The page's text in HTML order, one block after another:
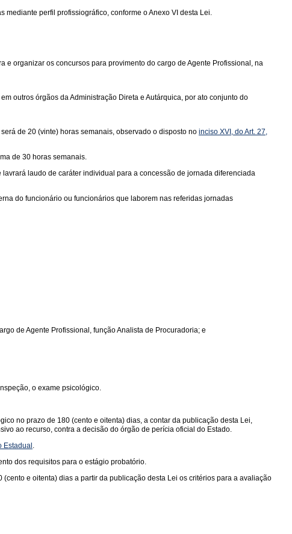
mediante perfil profissiográfico, conforme o Anexo VI desta Lei.
e organizar os concursos para provimento do cargo de Agente Profissional, na
outros órgãos da Administração Direta e Autárquica, por ato conjunto do
de 20 (vinte) horas semanais, observado o disposto no inciso XVI, do Art. 27,
de 30 horas semanais.
laudo de caráter individual para a concessão de jornada diferenciada
do funcionário ou funcionários que laborem nas referidas jornadas
de Agente Profissional, função Analista de Procuradoria; e
o exame psicológico.
no prazo de 180 (cento e oitenta) dias, a contar da publicação desta Lei,
ao recurso, contra a decisão do órgão de perícia oficial do Estado.
Estadual .
dos requisitos para o estágio probatório.
e oitenta) dias a partir da publicação desta Lei os critérios para a avaliação